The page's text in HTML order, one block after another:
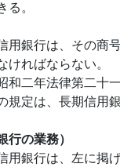
。
用銀行は、その商
ければならない。
和二年法律第二十
規定は、長期信用
行の業務）
用銀行は、左に掲